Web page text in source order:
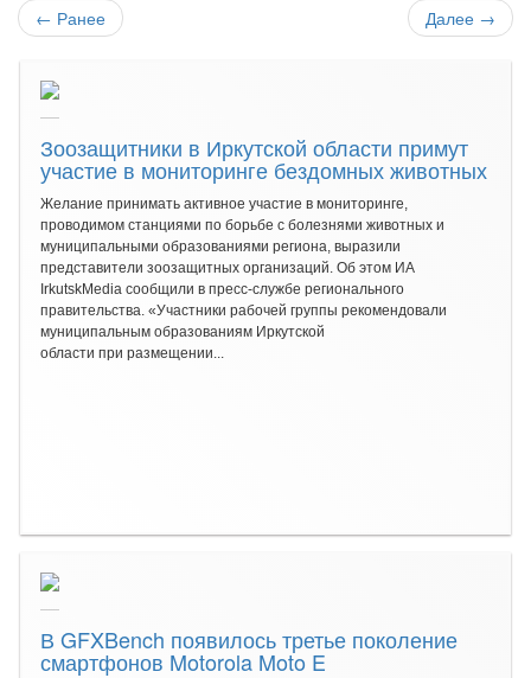
← Ранее Далее →
Зоозащитники в Иркутской области примут
участие в мониторинге бездомных животных
Желание принимать активное участие в мониторинге,
проводимом станциями по борьбе с болезнями животных и
муниципальными образованиями региона, выразили
представители зоозащитных организаций. Об этом ИА
IrkutskMedia сообщили в пресс-службе регионального
правительства. «Участники рабочей группы рекомендовали
муниципальным образованиям Иркутской
области при размещении...
В GFXBench появилось третье поколение
смартфонов Motorola Moto E